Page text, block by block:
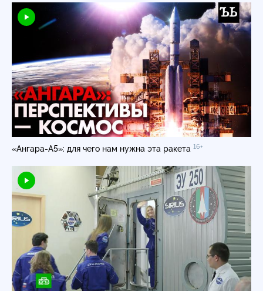
«Ангара-А5»: для чего нам нужна эта ракета 16+